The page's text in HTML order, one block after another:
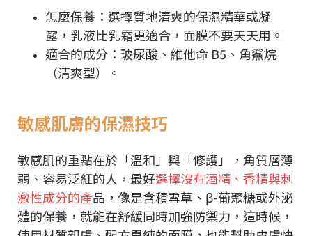
怎麼保養：選擇質地清爽的保濕精華或凝
露，乳液比乳霜更適合，面膜不要天天用。
適合的成分：玻尿酸、維他命 B5、角鯊烷
（清爽型）。
敏感肌膚的保濕技巧
敏感肌的重點在於「溫和」與「修護」，角質層薄
弱、容易泛紅的人，最好選擇沒有酒精、香精與刺
激性成分的產品，像是含積雪草、β-葡聚糖或外泌
體的保養，就能在舒緩同時加強防禦力，這時候，